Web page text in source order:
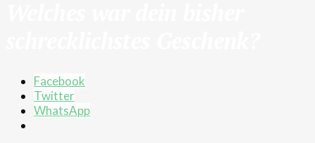
Facebook
Twitter
WhatsApp